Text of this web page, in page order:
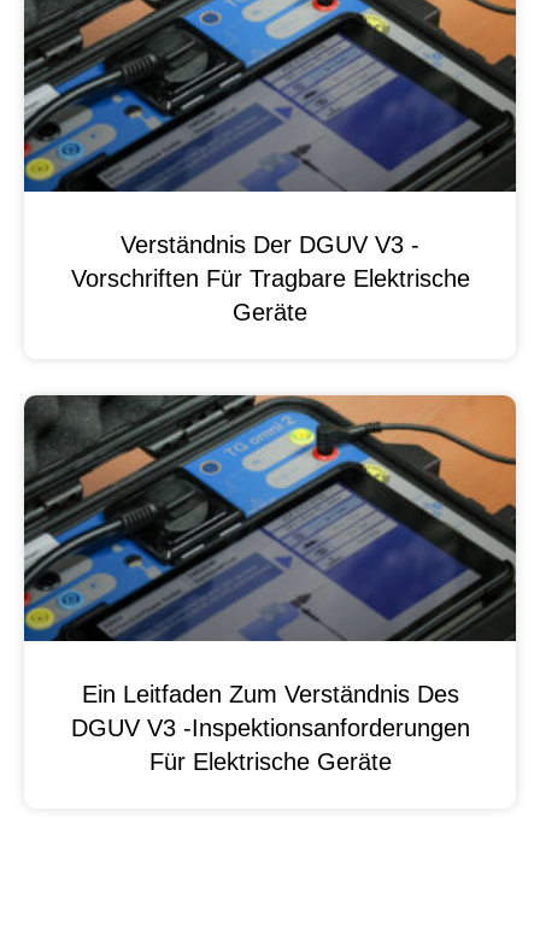
Verständnis Der DGUV V3 -
Vorschriften Für Tragbare Elektrische
Geräte
Ein Leitfaden Zum Verständnis Des
DGUV V3 -Inspektionsanforderungen
Für Elektrische Geräte